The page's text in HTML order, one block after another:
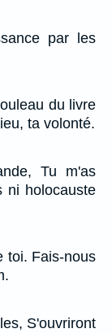
par les
du livre
ta volonté.
Tu m'as
ni holocauste
toi. Fais-nous
S'ouvriront